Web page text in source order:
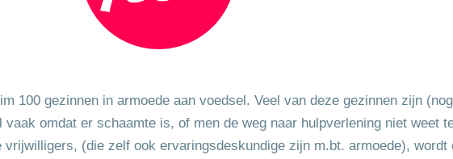
100 gezinnen in armoede aan voedsel. Veel van deze gezinnen zijn
omdat er schaamte is, of men de weg naar hulpverlening niet weet
(die zelf ook ervaringsdeskundige zijn m.bt. armoede), wordt